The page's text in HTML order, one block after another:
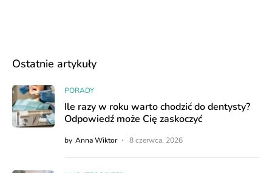
Ostatnie artykuły
PORADY
Ile razy w roku warto chodzić do dentysty?
Odpowiedź może Cię zaskoczyć
by Anna Wiktor 8 czerwca, 2026